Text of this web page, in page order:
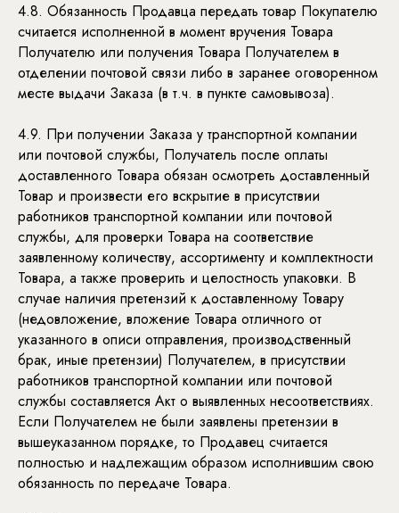
4.8. Обязанность Продавца передать товар Покупателю
считается исполненной в момент вручения Товара
Получателю или получения Товара Получателем в
отделении почтовой связи либо в заранее оговоренном
месте выдачи Заказа (в т.ч. в пункте самовывоза).
4.9. При получении Заказа у транспортной компании
или почтовой службы, Получатель после оплаты
доставленного Товара обязан осмотреть доставленный
Товар и произвести его вскрытие в присутствии
работников транспортной компании или почтовой
службы, для проверки Товара на соответствие
заявленному количеству, ассортименту и комплектности
Товара, а также проверить и целостность упаковки. В
случае наличия претензий к доставленному Товару
(недовложение, вложение Товара отличного от
указанного в описи отправления, производственный
брак, иные претензии) Получателем, в присутствии
работников транспортной компании или почтовой
службы составляется Акт о выявленных несоответствиях.
Если Получателем не были заявлены претензии в
вышеуказанном порядке, то Продавец считается
полностью и надлежащим образом исполнившим свою
обязанность по передаче Товара.